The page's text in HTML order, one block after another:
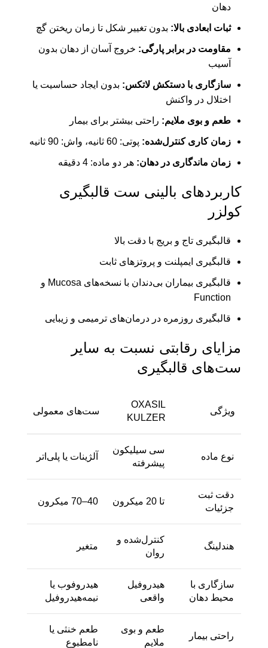
دهان
ثبات ابعادی بالا: بدون تغییر شکل تا زمان ریختن گچ
مقاومت در برابر پارگی: خروج آسان از دهان بدون
آسیب
سازگاری با دستکش لاتکس: بدون ایجاد حساسیت یا
اختلال در واکنش
طعم و بوی ملایم: راحتی بیشتر برای بیمار
زمان کاری کنترل‌شده: پوتی: 60 ثانیه، واش: 90 ثانیه
زمان ماندگاری در دهان: هر دو ماده: 4 دقیقه
کاربردهای بالینی ست قالبگیری
کولزر
قالبگیری تاج و بریج با دقت بالا
قالبگیری ایمپلنت و پروتزهای ثابت
قالبگیری بیماران بی‌دندان با نسخه‌های Mucosa و
Function
قالبگیری روزمره در درمان‌های ترمیمی و زیبایی
مزایای رقابتی نسبت به سایر
ست‌های قالبگیری
ویژگی
OXASIL
KULZER
ست‌های معمولی
نوع ماده
سی سیلیکون
پیشرفته
آلژینات یا پلی‌اتر
دقت ثبت
جزئیات
تا 20 میکرون 40–70 میکرون
هندلینگ
کنترل‌شده و
روان
متغیر
سازگاری با
محیط دهان
هیدروفیل
واقعی
هیدروفوب یا
نیمه‌هیدروفیل
راحتی بیمار
طعم و بوی
ملایم
طعم خنثی یا
نامطبوع